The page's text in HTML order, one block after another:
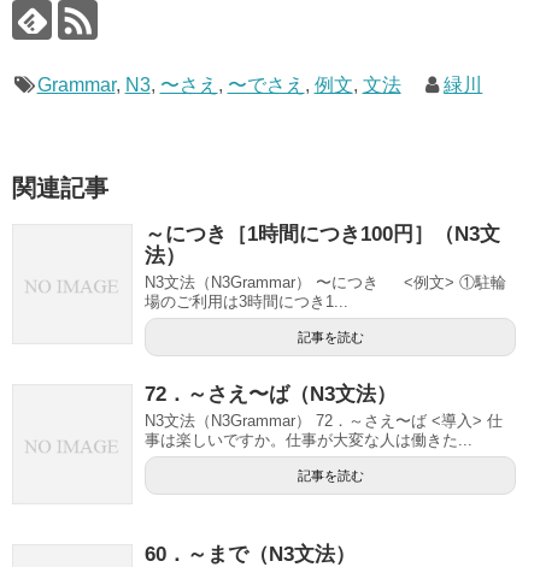
Grammar, N3, 〜さえ , 〜でさえ , 例文, 文法 緑川
関連記事
～につき［1時間につき100円］（N3文
法）
N3文法（N3Grammar） 〜につき <例文> ①駐輪
場のご利用は3時間につき1...
記事を読む
72．～さえ〜ば（N3文法）
N3文法（N3Grammar） 72．～さえ〜ば <導入> 仕
事は楽しいですか。仕事が大変な人は働きた...
記事を読む
60．～まで（N3文法）